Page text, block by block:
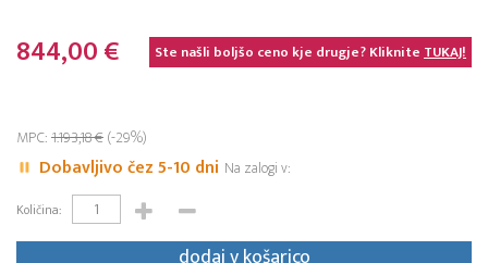
844,00 € Ste našli boljšo ceno kje drugje? KlikniteTUKAJ!
MPC:1.193,18 €(-29%)
Dobavljivo čez 5-10 dni Na zalogi v:
Količina: